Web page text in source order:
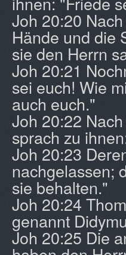
Joh 20:20
Hände und die
sie den Herrn
Joh 20:21
sei euch! Wie
auch euch."
Joh 20:22
sprach zu
Joh 20:23
nachgelassen;
sie behalten."
Joh 20:24
genannt
Joh 20:25 Die